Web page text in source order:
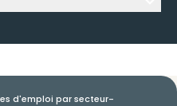
d'emploi par secteur-